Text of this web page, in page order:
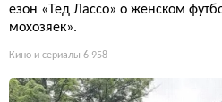
езон «Тед Лассо» о женском
мохозяек».
Кино и сериалы 6 958